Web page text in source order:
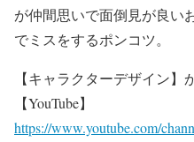
が仲間思いで面倒見が良い
でミスをするポンコツ。
【キャラクターデザイン】
【YouTube】
https://www.youtube.com/